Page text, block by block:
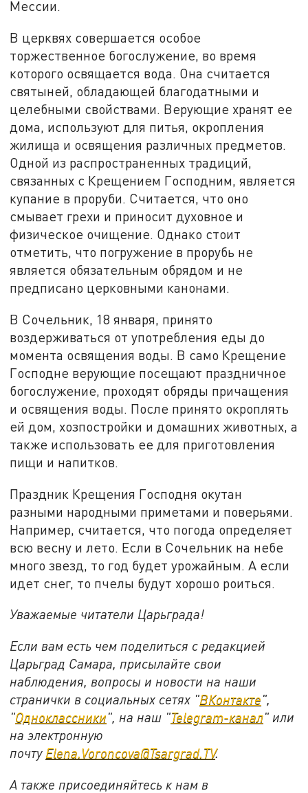
Мессии.
В церквях совершается особое
торжественное богослужение, во время
которого освящается вода. Она считается
святыней, обладающей благодатными и
целебными свойствами. Верующие хранят ее
дома, используют для питья, окропления
жилища и освящения различных предметов.
Одной из распространенных традиций,
связанных с Крещением Господним, является
купание в проруби. Считается, что оно
смывает грехи и приносит духовное и
физическое очищение. Однако стоит
отметить, что погружение в прорубь не
является обязательным обрядом и не
предписано церковными канонами.
В Сочельник, 18 января, принято
воздерживаться от употребления еды до
момента освящения воды. В само Крещение
Господне верующие посещают праздничное
богослужение, проходят обряды причащения
и освящения воды. После принято окроплять
ей дом, хозпостройки и домашних животных, а
также использовать ее для приготовления
пищи и напитков.
Праздник Крещения Господня окутан
разными народными приметами и поверьями.
Например, считается, что погода определяет
всю весну и лето. Если в Сочельник на небе
много звезд, то год будет урожайным. А если
идет снег, то пчелы будут хорошо роиться.
Уважаемые читатели Царьграда!
Если вам есть чем поделиться с редакцией
Царьград Самара, присылайте свои
наблюдения, вопросы и новости на наши
странички в социальных сетях "ВКонтакте",
"Одноклассники", на наш "Telegram-канал" или
на электронную
почту Elena.Voroncova@Tsargrad.TV.
А также присоединяйтесь к нам в